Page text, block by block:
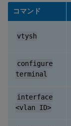
コマンド
vtysh
configure
terminal
interface
<vlan ID>